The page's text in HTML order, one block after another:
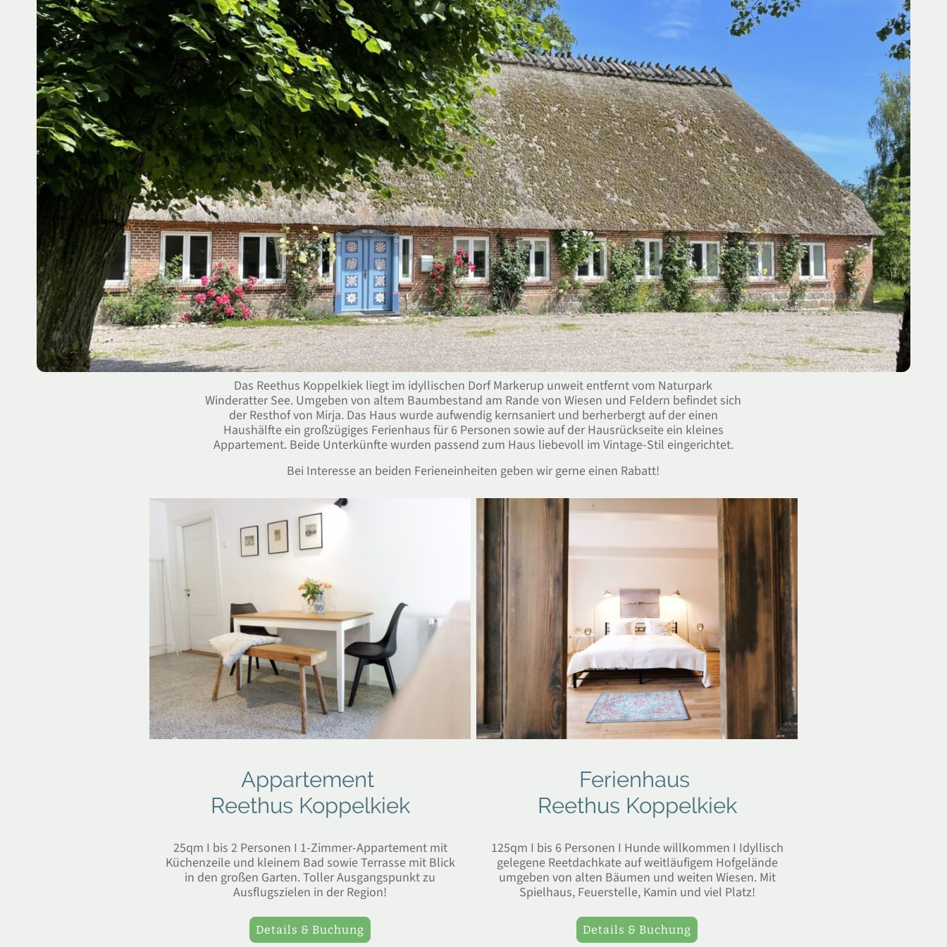
Das Reethus Koppelkiek liegt im idyllischen Dorf Markerup unweit entfernt vom Naturpark
Winderatter See. Umgeben von altem Baumbestand am Rande von Wiesen und Feldern befindet sich
der Resthof von Mirja. Das Haus wurde aufwendig kernsaniert und berherbergt auf der einen
Haushälfte ein großzügiges Ferienhaus für 6 Personen sowie auf der Hausrückseite ein kleines
Appartement. Beide Unterkünfte wurden passend zum Haus liebevoll im Vintage-Stil eingerichtet.
Bei Interesse an beiden Ferieneinheiten geben wir gerne einen Rabatt!
Appartement
Reethus Koppelkiek
25qm I bis 2 Personen I 1-Zimmer-Appartement mit
Küchenzeile und kleinem Bad sowie Terrasse mit Blick
in den großen Garten. Toller Ausgangspunkt zu
Ausflugszielen in der Region!
Details & Buchung
Ferienhaus
Reethus Koppelkiek
125qm I bis 6 Personen I Hunde willkommen I Idyllisch
gelegene Reetdachkate auf weitläufigem Hofgelände
umgeben von alten Bäumen und weiten Wiesen. Mit
Spielhaus, Feuerstelle, Kamin und viel Platz!
Details & Buchung